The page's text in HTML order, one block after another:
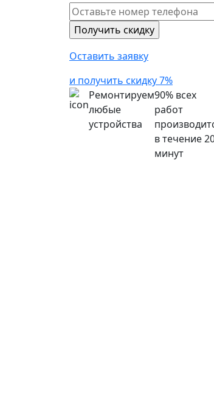
Оставить заявку
и получить скидку 7%
Ремонтируем
любые
устройства
90% всех
работ
в течение
минут